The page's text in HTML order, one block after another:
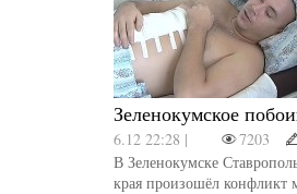
Зеленокумское
6.12 22:28 | 7203
В Зеленокумске
края произошёл конфликт